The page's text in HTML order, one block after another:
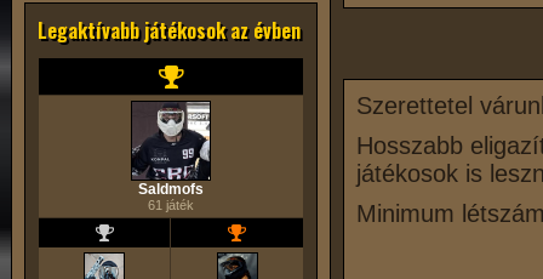
Legaktívabb játékosok az évben
Saldmofs
61 játék
Szerettetel
Hosszabb
játékosok is
Minimum